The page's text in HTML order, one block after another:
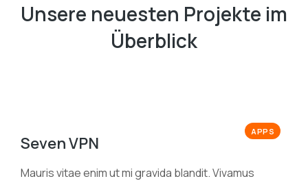
Unsere neuesten Projekte im
Überblick
APPS
Seven VPN
Mauris vitae enim ut mi gravida blandit. Vivamus